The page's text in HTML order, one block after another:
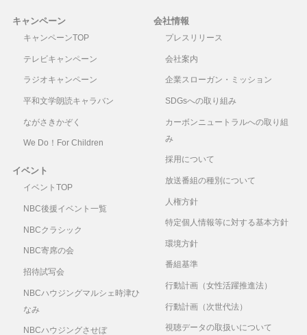
キャンペーン
キャンペーンTOP
テレビキャンペーン
ラジオキャンペーン
平和文学朗読キャラバン
ながさきかぞく
We Do！For Children
イベント
イベントTOP
NBC後援イベント一覧
NBCクラシック
NBC寄席の会
招待試写会
NBCハウジングマルシェ時津ひ
なみ
NBCハウジングさせぼ
会社情報
プレスリリース
会社案内
企業スローガン・ミッション
SDGsへの取り組み
カーボンニュートラルへの取り組
み
採用について
放送番組の種別について
人権方針
特定個人情報等に対する基本方針
環境方針
番組基準
行動計画（女性活躍推進法）
行動計画（次世代法）
視聴データの取扱いについて